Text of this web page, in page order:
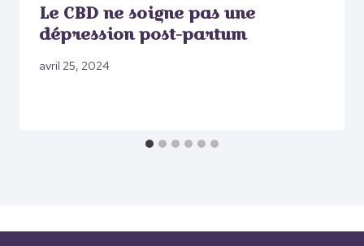
Le CBD ne soigne pas une
dépression post-partum
avril 25, 2024